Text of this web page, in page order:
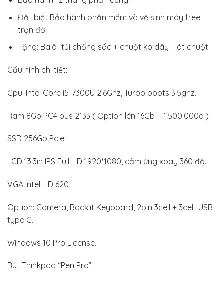
Đặt biệt Bảo hành phần mềm và vệ sinh máy free
trọn đời
Tặng: Balô+túi chống sốc + chuột ko dây+ lót chuột
Cấu hình chi tiết:
Cpu: Intel Core i5-7300U 2.6Ghz, Turbo boots 3.5ghz.
Ram 8Gb PC4 bus 2133 ( Option lên 16Gb + 1.500.000d )
SSD 256Gb Pcle
LCD 13.3in IPS Full HD 1920*1080, cảm ứng xoay 360 độ.
VGA Intel HD 620
Option: Camera, Backlit Keyboard, 2pin 3cell + 3cell, USB
type C.
Windows 10 Pro License.
Bút Thinkpad “Pen Pro”